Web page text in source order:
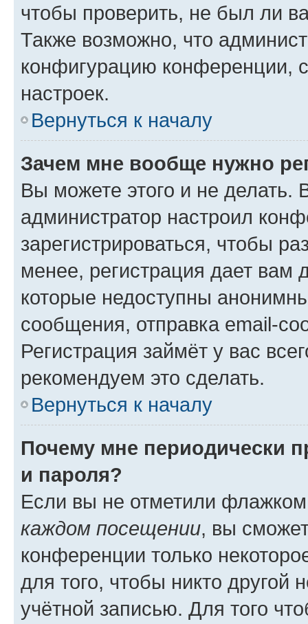
чтобы проверить, не был ли
Также возможно, что
конфигурацию конференции,
настроек.
Вернуться к началу
Зачем мне вообще нужно
Вы можете этого и не делать.
администратор настроил
зарегистрироваться, чтобы
менее, регистрация дает вам
которые недоступны
сообщения, отправка email-
Регистрация займёт у вас
рекомендуем это сделать.
Вернуться к началу
Почему мне периодически
и пароля?
Если вы не отметили
каждом посещении, вы
конференции только
для того, чтобы никто другой
учётной записью. Для того